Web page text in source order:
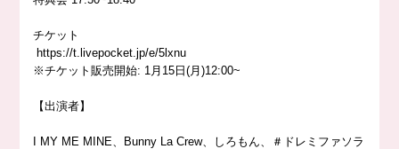
チケット
https://t.livepocket.jp/e/5lxnu
※チケット販売開始: 1月15日(月)12:00~
【出演者】
I MY ME MINE、Bunny La Crew、しろもん、＃ドレミファソラ